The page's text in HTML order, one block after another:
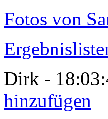
Fotos von
Dirk -
hinzufügen